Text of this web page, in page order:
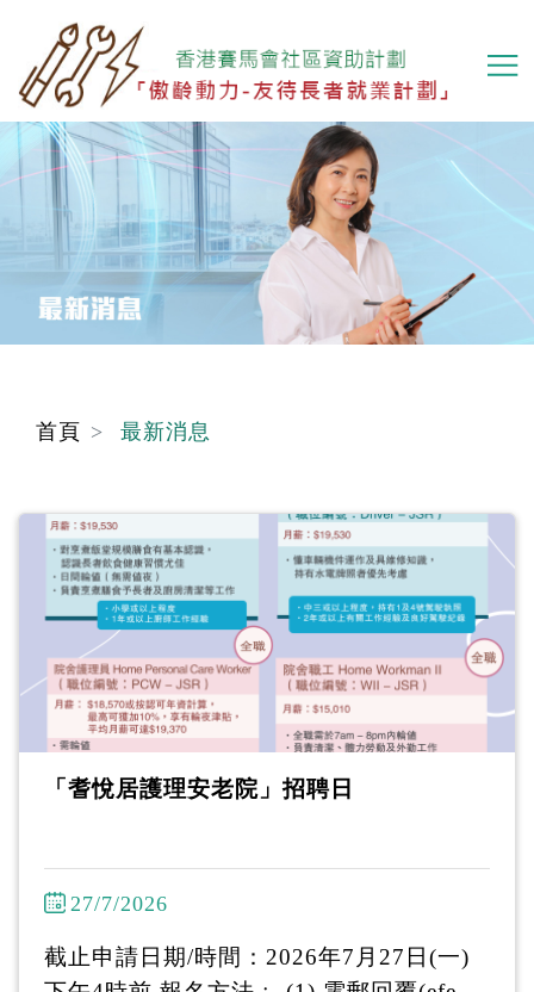
主
內
首頁 最新消息
「耆悅居護理安老院」招聘日
27/7/2026
截止申請日期/時間：2026年7月27日(一)